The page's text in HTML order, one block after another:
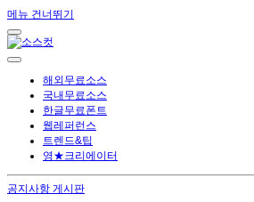
메뉴 건너뛰기
해외무료소스
국내무료소스
한글무료폰트
웹레퍼런스
트렌드&팁
영★크리에이터
공지사항 게시판